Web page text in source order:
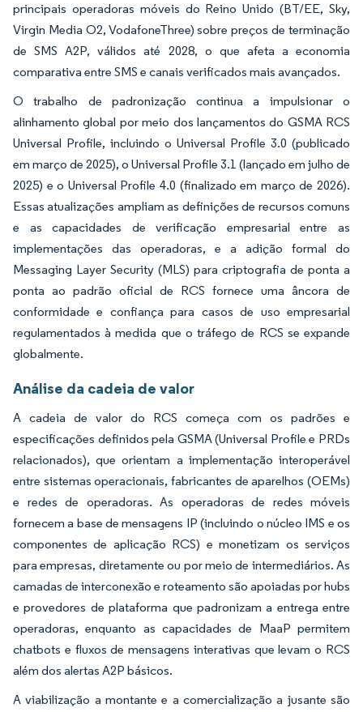
principais operadoras móveis do Reino Unido (BT/EE, Sky,
Virgin Media O2, VodafoneThree) sobre preços de terminação
de SMS A2P, válidos até 2028, o que afeta a economia
comparativa entre SMS e canais verificados mais avançados.
O trabalho de padronização continua a impulsionar o
alinhamento global por meio dos lançamentos do GSMA RCS
Universal Profile, incluindo o Universal Profile 3.0 (publicado
em março de 2025), o Universal Profile 3.1 (lançado em julho de
2025) e o Universal Profile 4.0 (finalizado em março de 2026).
Essas atualizações ampliam as definições de recursos comuns
e as capacidades de verificação empresarial entre as
implementações das operadoras, e a adição formal do
Messaging Layer Security (MLS) para criptografia de ponta a
ponta ao padrão oficial de RCS fornece uma âncora de
conformidade e confiança para casos de uso empresarial
regulamentados à medida que o tráfego de RCS se expande
globalmente.
Análise da cadeia de valor
A cadeia de valor do RCS começa com os padrões e
especificações definidos pela GSMA (Universal Profile e PRDs
relacionados), que orientam a implementação interoperável
entre sistemas operacionais, fabricantes de aparelhos (OEMs)
e redes de operadoras. As operadoras de redes móveis
fornecem a base de mensagens IP (incluindo o núcleo IMS e os
componentes de aplicação RCS) e monetizam os serviços
para empresas, diretamente ou por meio de intermediários. As
camadas de interconexão e roteamento são apoiadas por hubs
e provedores de plataforma que padronizam a entrega entre
operadoras, enquanto as capacidades de MaaP permitem
chatbots e fluxos de mensagens interativas que levam o RCS
além dos alertas A2P básicos.
A viabilização a montante e a comercialização a jusante são